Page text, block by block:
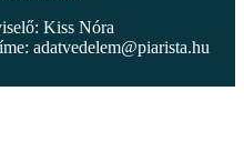
Kiss Nóra
adatvedelem@piarista.hu